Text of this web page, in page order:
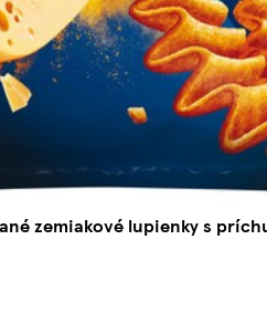
zemiakové lupienky s